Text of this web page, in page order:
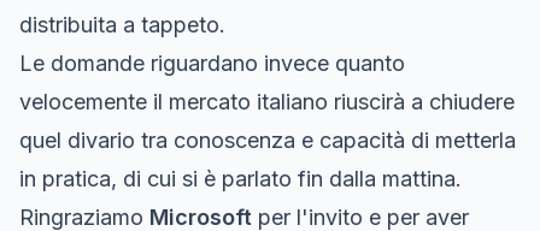
distribuita a tappeto.
Le domande riguardano invece quanto
velocemente il mercato italiano riuscirà a chiudere
quel divario tra conoscenza e capacità di metterla
in pratica, di cui si è parlato fin dalla mattina.
Ringraziamo Microsoft per l'invito e per aver